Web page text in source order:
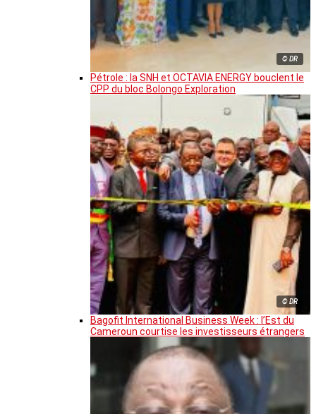
© DR
Pétrole : la SNH et OCTAVIA ENERGY bouclent le
CPP du bloc Bolongo Exploration
© DR
Bagofit International Business Week : l’Est du
Cameroun courtise les investisseurs étrangers